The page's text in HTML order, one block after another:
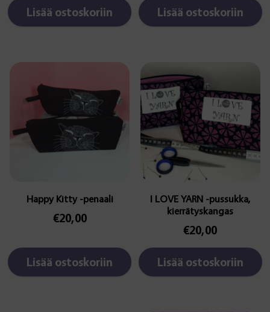
Lisää ostoskoriin Lisää ostoskoriin
Happy Kitty -penaali
€20,00
Lisää ostoskoriin
I LOVE YARN -pussukka,
kierrätyskangas
€20,00
Lisää ostoskoriin